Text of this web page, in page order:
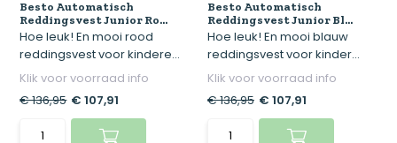
Besto Automatisch
Reddingsvest Junior Ro...
Hoe leuk! En mooi rood
reddingsvest voor kindere...
Klik voor voorraad info
€ 136,95 € 107,91
Besto Automatisch
Reddingsvest Junior Bl...
Hoe leuk! En mooi blauw
reddingsvest voor kinder...
Klik voor voorraad info
€ 136,95 € 107,91